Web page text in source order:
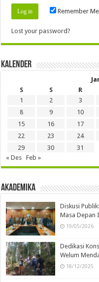
Remember Me
Lost your password?
Kalender
S
S R
1
2 3
8
9 10
15
16 17
22
23 24
29
30
31
« Des
Feb »
Akademika
Diskusi
Masa Depan
19/05/2026
Dedikasi
Welum
18/12/2025